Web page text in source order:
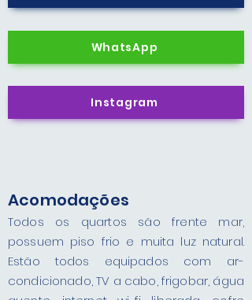
WhatsApp
Instagram
Acomodações
Todos os quartos são frente mar,
possuem piso frio e muita luz natural.
Estão todos equipados com ar-
condicionado, TV a cabo, frigobar, água